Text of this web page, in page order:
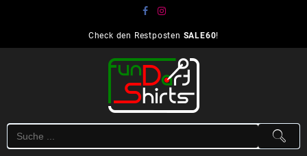
Check den Restposten SALE60!